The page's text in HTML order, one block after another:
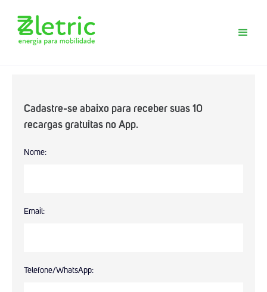
Cadastre-se abaixo para receber suas 10
recargas gratuitas no App.
Nome:
Email:
Telefone/WhatsApp: